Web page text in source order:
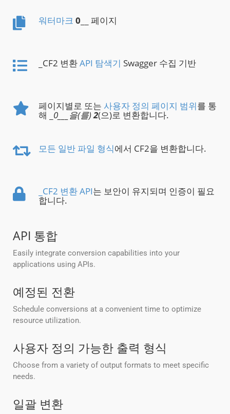
워터마크 0 __ 페이지
_CF2 변환API 탐색기 Swagger 수집 기반
페이지별로 또는 사용자 정의 페이지 범위를 통
해 _ 0___을(를)2(으)로 변환합니다.
모든 일반 파일 형식에서 CF2을 변환합니다.
_CF2 변환 API는 보안이 유지되며 인증이 필요
합니다.
API 통합
Easily integrate conversion capabilities into your
applications using APIs.
예정된 전환
Schedule conversions at a convenient time to optimize
resource utilization.
사용자 정의 가능한 출력 형식
Choose from a variety of output formats to meet specific
needs.
일괄 변환